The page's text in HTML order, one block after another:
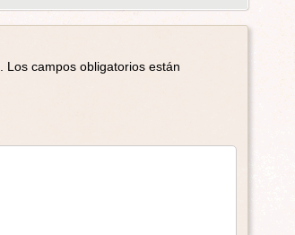
Los campos obligatorios están